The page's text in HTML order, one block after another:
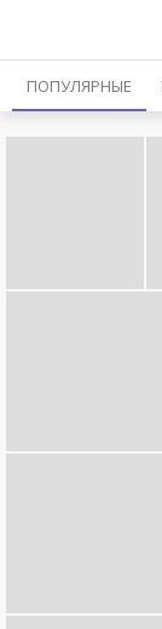
ПОПУЛЯРНЫЕ